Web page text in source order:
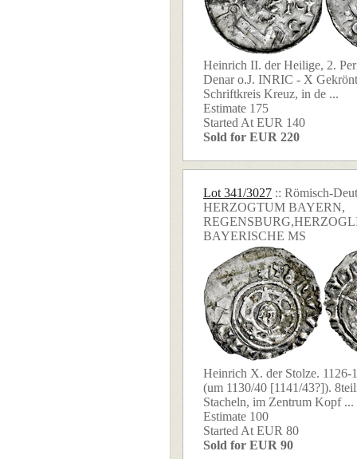
Heinrich II. der Heilige, 2.
Denar o.J. INRIC - X
Schriftkreis Kreuz, in de ...
Estimate 175
Started At EUR 140
Sold for EUR 220
Lot 341/3027 :: Römisch-
HERZOGTUM BAYERN,
BAYERISCHE MS
Heinrich X. der Stolze. 1126-
(um 1130/40 [1141/43?]).
Stacheln, im Zentrum Kopf ...
Estimate 100
Started At EUR 80
Sold for EUR 90